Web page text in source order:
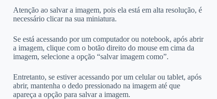
Atenção ao salvar a imagem, pois ela está em alta resolução, é
necessário clicar na sua miniatura.
Se está acessando por um computador ou notebook, após abrir
a imagem, clique com o botão direito do mouse em cima da
imagem, selecione a opção “salvar imagem como”.
Entretanto, se estiver acessando por um celular ou tablet, após
abrir, mantenha o dedo pressionado na imagem até que
apareça a opção para salvar a imagem.